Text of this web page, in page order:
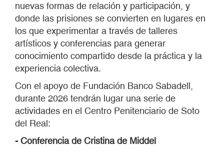
nuevas formas de relación y participación, y
donde las prisiones se convierten en lugares en
los que experimentar a través de talleres
artísticos y conferencias para generar
conocimiento compartido desde la práctica y la
experiencia colectiva.
Con el apoyo de Fundación Banco Sabadell,
durante 2026 tendrán lugar una serie de
actividades en el Centro Penitenciario de Soto
del Real:
- Conferencia de Cristina de Middel